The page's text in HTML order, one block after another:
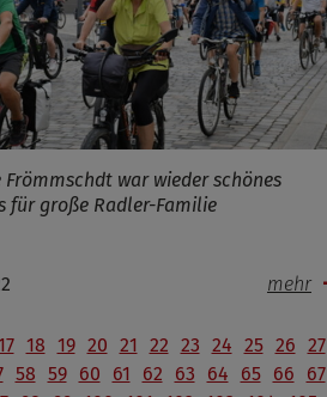
Frömmschdt war wieder schönes
für große Radler-Familie
mehr
18 19 20 21 22 23 24 25 26 27
58 59 60 61 62 63 64 65 66 67